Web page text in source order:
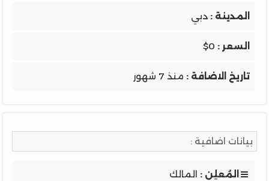
المدينة : دبي
السعر : $0
تاريخ الاضافة : منذ 7 شهور
بيانات اضافية :
المُعلِن : المالك